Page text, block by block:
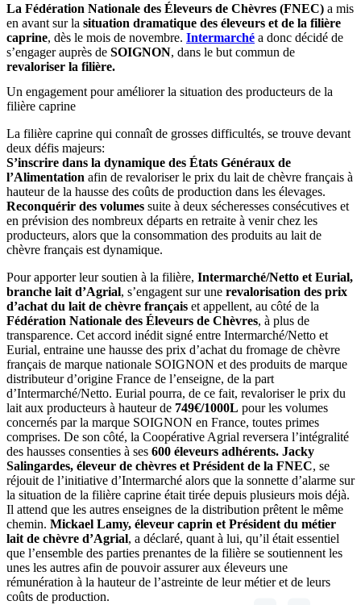
La Fédération Nationale des Éleveurs de Chèvres (FNEC) a mis
en avant sur la situation dramatique des éleveurs et de la filière
caprine, dès le mois de novembre. Intermarché a donc décidé de
s’engager auprès de SOIGNON, dans le but commun de
revaloriser la filière.
Un engagement pour améliorer la situation des producteurs de la
filière caprine
La filière caprine qui connaît de grosses difficultés, se trouve devant
deux défis majeurs:
S’inscrire dans la dynamique des États Généraux de
l’Alimentation afin de revaloriser le prix du lait de chèvre français à
hauteur de la hausse des coûts de production dans les élevages.
Reconquérir des volumes suite à deux sécheresses consécutives et
en prévision des nombreux départs en retraite à venir chez les
producteurs, alors que la consommation des produits au lait de
chèvre français est dynamique.
Pour apporter leur soutien à la filière, Intermarché/Netto et Eurial,
branche lait d’Agrial, s’engagent sur une revalorisation des prix
d’achat du lait de chèvre français et appellent, au côté de la
Fédération Nationale des Éleveurs de Chèvres, à plus de
transparence. Cet accord inédit signé entre Intermarché/Netto et
Eurial, entraine une hausse des prix d’achat du fromage de chèvre
français de marque nationale SOIGNON et des produits de marque
distributeur d’origine France de l’enseigne, de la part
d’Intermarché/Netto. Eurial pourra, de ce fait, revaloriser le prix du
lait aux producteurs à hauteur de 749€/1000L pour les volumes
concernés par la marque SOIGNON en France, toutes primes
comprises. De son côté, la Coopérative Agrial reversera l’intégralité
des hausses consenties à ses 600 éleveurs adhérents. Jacky
Salingardes, éleveur de chèvres et Président de la FNEC, se
réjouit de l’initiative d’Intermarché alors que la sonnette d’alarme sur
la situation de la filière caprine était tirée depuis plusieurs mois déjà.
Il attend que les autres enseignes de la distribution prêtent le même
chemin. Mickael Lamy, éleveur caprin et Président du métier
lait de chèvre d’Agrial, a déclaré, quant à lui, qu’il était essentiel
que l’ensemble des parties prenantes de la filière se soutiennent les
unes les autres afin de pouvoir assurer aux éleveurs une
rémunération à la hauteur de l’astreinte de leur métier et de leurs
coûts de production.